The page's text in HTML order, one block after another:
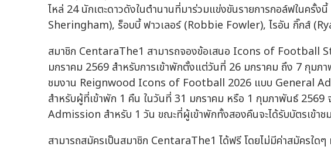
ไหล่ 24 นักเตะดาวดังในตำนานที่มาร่วมแข่งขันรายการกอล์ฟในครั้ง
Sheringham), ร็อบบี้ ฟาวเลอร์ (Robbie Fowler), ไรอัน กิ๊กส์
สมาชิก CentaraThe1 สามารถจองข้อเสนอ Icons of Football
มกราคม 2569 สำหรับการเข้าพักตั้งแต่วันที่ 26 มกราคม ถึง 7 กุมภ
ชมงาน Reignwood Icons of Football 2026 แบบ General
สำหรับผู้ที่เข้าพัก 1 คืน ในวันที่ 31 มกราคม หรือ 1 กุมภาพันธ์ 2569
Admission สำหรับ 1 วัน ขณะที่ผู้เข้าพักทั้งสองคืนจะได้รับบัตรเข้าช
สามารถสมัครเป็นสมาชิก CentaraThe1 ได้ฟรี โดยไม่มีค่าสมัคร